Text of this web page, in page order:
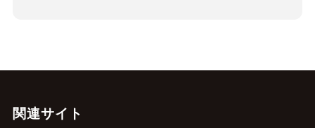
関連サイト